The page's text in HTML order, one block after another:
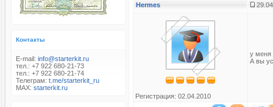
Контакты
E-mail: info@starterkit.ru
тел.: +7 922 680-21-73
тел.: +7 922 680-21-74
Телеграм: t.me/starterkit_ru
MAX: starterkit.ru
Hermes
Регистрация: 02.04.2010
у меня
А вы